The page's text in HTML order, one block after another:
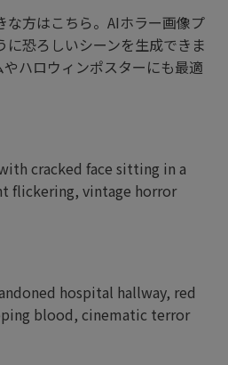
な方はこちら。AIホラー画像プ
に恐ろしいシーンを生成できま
ハロウィンポスターにも最適
cracked face sitting in a
flickering, vintage horror
hospital hallway, red
blood, cinematic terror